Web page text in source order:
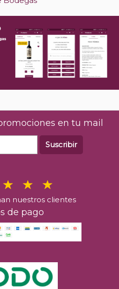
en tu mail
Suscribir
nuestros clientes
de pago